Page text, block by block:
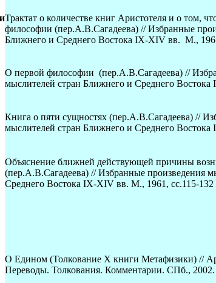
Трактат о количестве книг Аристотеля и о том,
философии (пер.А.В.Сагадеева) // Избранные
Ближнего и Среднего Востока IX-XIV вв. М.,
О первой философии (пер.А.В.Сагадеева) //
мыслителей стран Ближнего и Среднего
Книга о пяти сущностях (пер.А.В.Сагадеева) //
мыслителей стран Ближнего и Среднего
Объяснение ближней действующей причины
(пер.А.В.Сагадеева) // Избранные произведения
Среднего Востока IX-XIV вв. М., 1961, сс.115-132
О Едином (Толкование Х книги Метафизики) //
Переводы. Толкования. Комментарии. СПб.,